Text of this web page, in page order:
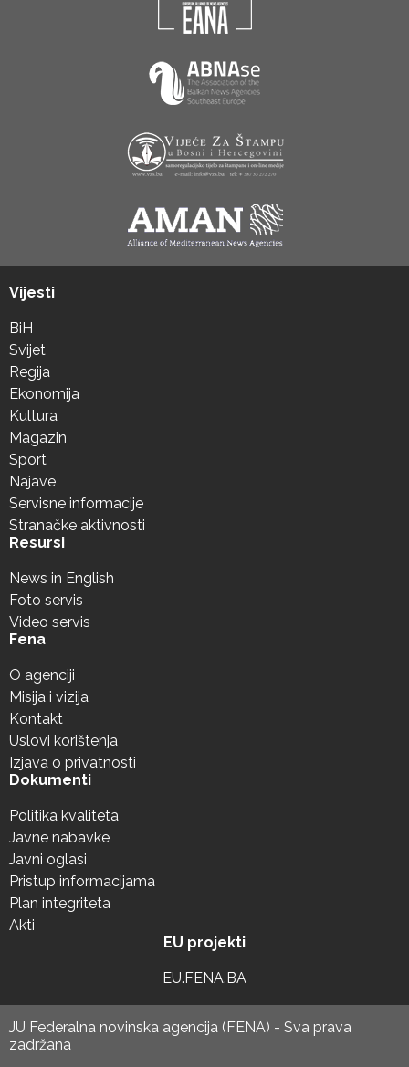
Vijesti
BiH
Svijet
Regija
Ekonomija
Kultura
Magazin
Sport
Najave
Servisne informacije
Stranačke aktivnosti
Resursi
News in English
Foto servis
Video servis
Fena
O agenciji
Misija i vizija
Kontakt
Uslovi korištenja
Izjava o privatnosti
Dokumenti
Politika kvaliteta
Javne nabavke
Javni oglasi
Pristup informacijama
Plan integriteta
Akti
EU projekti
EU.FENA.BA
JU Federalna novinska agencija (FENA) - Sva prava
zadržana